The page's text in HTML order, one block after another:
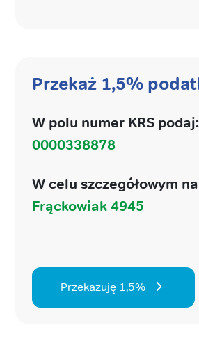
Przekaż 1,5%
W polu numer KRS podaj:
0000338878
W celu szczegółowym
Frąckowiak 4945
Przekazuję 1,5%